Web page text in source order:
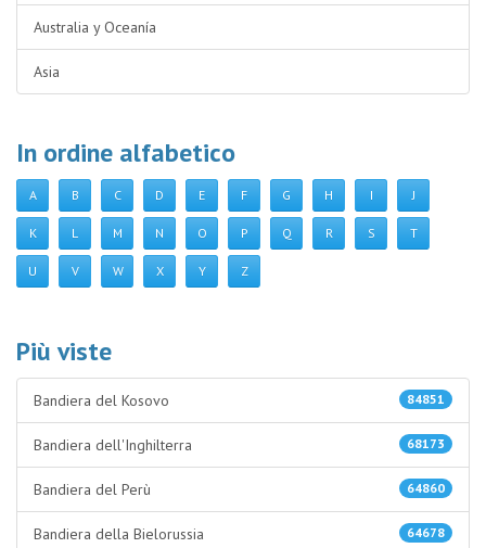
Australia y Oceanía
Asia
In ordine alfabetico
A B C D E F G H I J
K L M N O P Q R S T
U V W X Y Z
Più viste
84851
Bandiera del Kosovo
68173
Bandiera dell'Inghilterra
64860
Bandiera del Perù
64678
Bandiera della Bielorussia